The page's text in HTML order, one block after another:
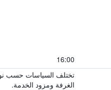
16:00
تختلف السياسات حسب
الغرفة ومزود الخدمة.